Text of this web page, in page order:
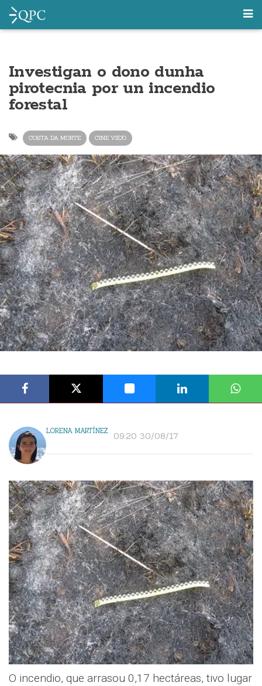
Investigan o dono dunha
pirotecnia por un incendio
forestal
COSTA DA MORTE CINE VIEJO
LORENA MARTÍNEZ 09:20 30/08/17
O incendio, que arrasou 0,17 hectáreas, tivo lugar